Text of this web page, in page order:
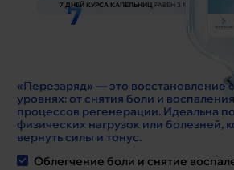
«Перезаряд» — это восстановление
уровнях: от снятия боли и
процессов регенерации. Идеальна
физических нагрузок или болезней,
вернуть силы и тонус.
Облегчение боли и снятие
7 ДНЕЙ КУРСА КАПЕЛЬНИЦ РАВЕН 3 МЕСЯЦАМ